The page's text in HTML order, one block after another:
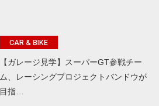
CAR & BIKE
【ガレージ見学】スーパーGT参戦チー
ム、レーシングプロジェクトバンドウが
目指…